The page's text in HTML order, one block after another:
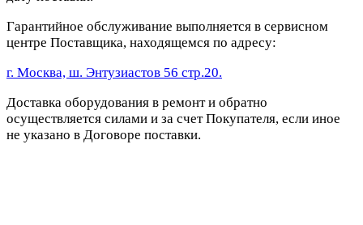
Гарантийное обслуживание выполняется в сервисном
центре Поставщика, находящемся по адресу:
г. Москва, ш. Энтузиастов 56 стр.20.
Доставка оборудования в ремонт и обратно
осуществляется силами и за счет Покупателя, если иное
не указано в Договоре поставки.